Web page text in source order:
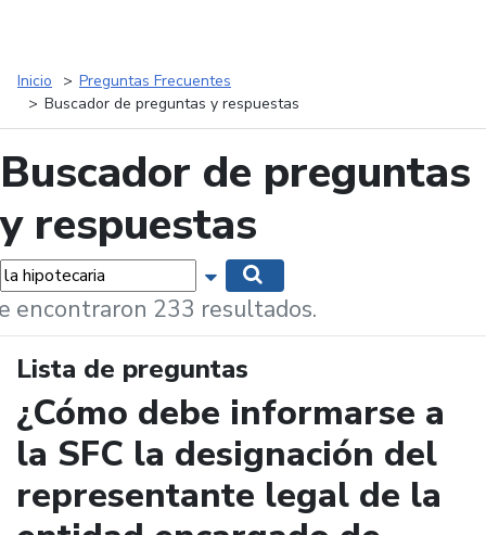
Inicio
Preguntas Frecuentes
Buscador de preguntas y respuestas
Buscador de preguntas
y respuestas
Mostrar opciones de búsqueda
encontraron 233 resultados.
Lista de preguntas
¿Cómo debe informarse a
la SFC la designación del
representante legal de la